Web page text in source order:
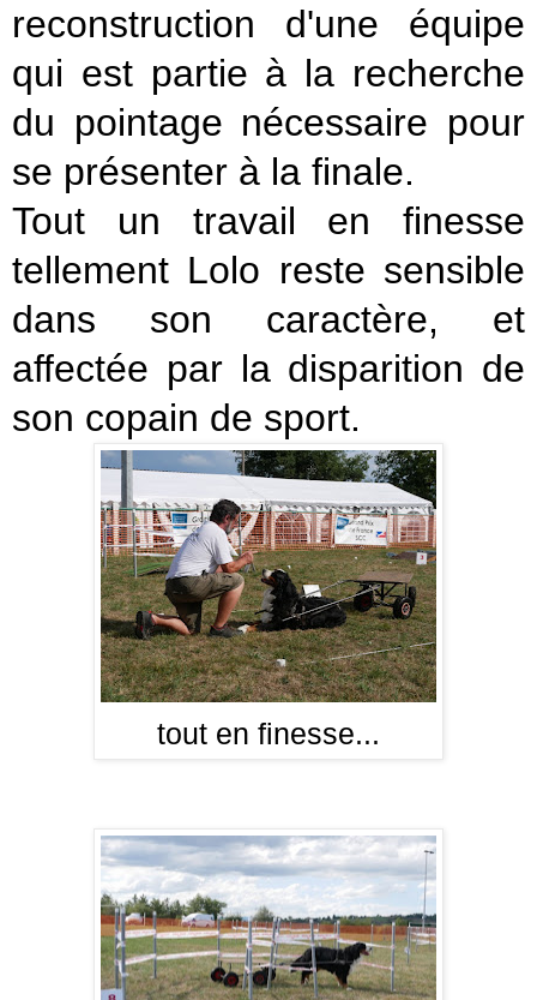
reconstruction d'une équipe
qui est partie à la recherche
du pointage nécessaire pour
se présenter à la finale.
Tout un travail en finesse
tellement Lolo reste sensible
dans son caractère, et
affectée par la disparition de
son copain de sport.
tout en finesse...